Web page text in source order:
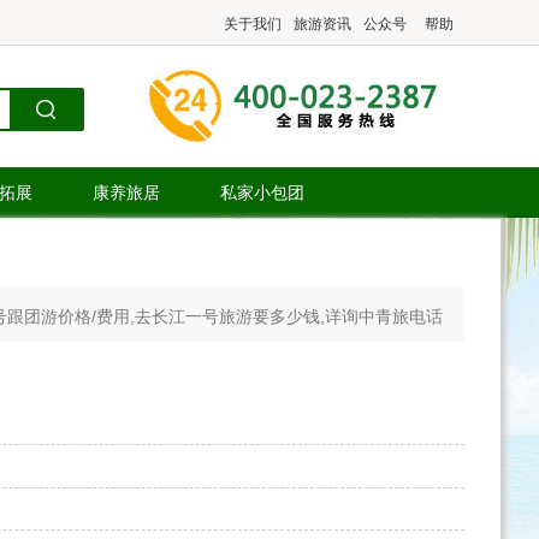
关于我们 旅游资讯 公众号 帮助
展 康养旅居 私家小包团
团游价格/费用,去长江一号旅游要多少钱,详询中青旅电话